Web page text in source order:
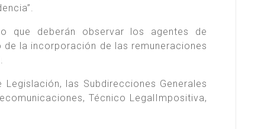
que deberán observar los agentes de
la incorporación de las remuneraciones
las Subdirecciones Generales
Técnico LegalImpositiva,